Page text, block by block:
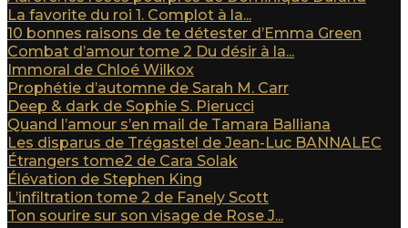
La favorite du roi 1. Complot à la...
10 bonnes raisons de te détester d’Emma Green
Combat d’amour tome 2 Du désir à la...
Immoral de Chloé Wilkox
Prophétie d’automne de Sarah M. Carr
Deep & dark de Sophie S. Pierucci
Quand l’amour s’en mail de Tamara Balliana
Les disparus de Trégastel de Jean-Luc BANNALEC
Étrangers tome2 de Cara Solak
Élévation de Stephen King
L’infiltration tome 2 de Fanely Scott
Ton sourire sur son visage de Rose J...